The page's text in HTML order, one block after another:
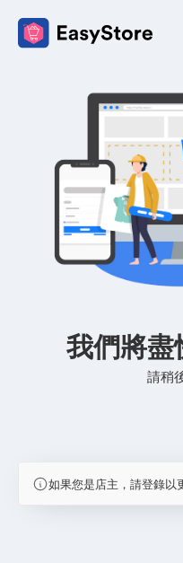
我們將盡
請稍
如果您是店主，請登錄以